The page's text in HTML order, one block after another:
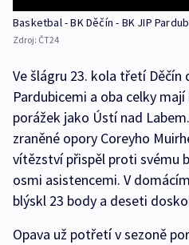
Basketbal - BK Děčín - BK JIP
Zdroj: ČT24
Ve šlágru 23. kola třetí Děčín
Pardubicemi a oba celky
porážek jako Ústí nad
zraněné opory Coreyho
vítězství přispěl proti svému
osmi asistencemi. V
blýskl 23 body a deseti
Opava už potřetí v sezoně